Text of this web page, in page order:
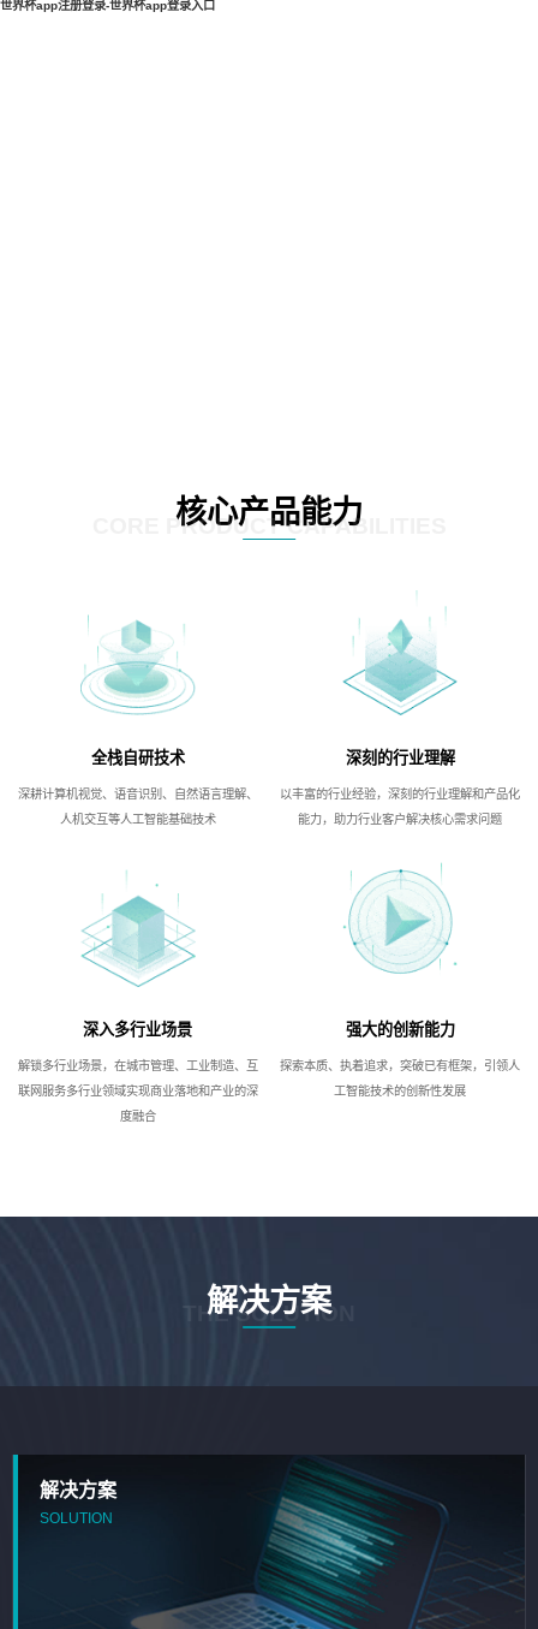
世界杯app注册登录-世界杯app登录入口
核心产品能力
CORE PRODUCT CAPABILITIES
全栈自研技术
深耕计算机视觉、语音识别、自然语言理解、
人机交互等人工智能基础技术
深刻的行业理解
以丰富的行业经验，深刻的行业理解和产品化
能力，助力行业客户解决核心需求问题
深入多行业场景
解锁多行业场景，在城市管理、工业制造、互
联网服务多行业领域实现商业落地和产业的深
度融合
强大的创新能力
探索本质、执着追求，突破已有框架，引领人
工智能技术的创新性发展
解决方案
THE SOLUTION
解决方案
SOLUTION